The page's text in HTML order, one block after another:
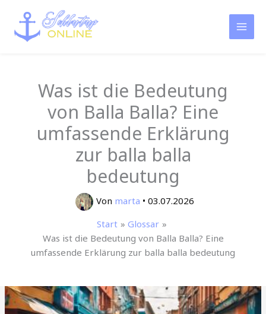
Inhalt
springen
Was ist die Bedeutung
von Balla Balla? Eine
umfassende Erklärung
zur balla balla
bedeutung
Von marta • 03.07.2026
Start
Glossar
Was ist die Bedeutung von Balla Balla? Eine
umfassende Erklärung zur balla balla bedeutung